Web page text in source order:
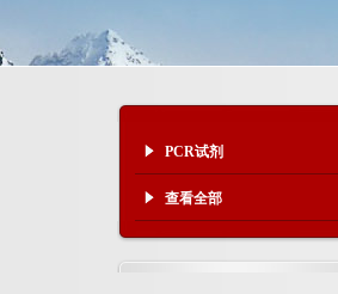
PCR试剂
查看全部